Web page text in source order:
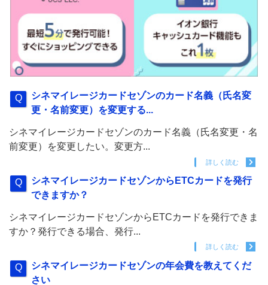
シネマイレージカードセゾンのカード名義（氏名変
更・名前変更）を変更する...
シネマイレージカードセゾンのカード名義（氏名変更・名
前変更）を変更したい。変更方...
詳しく読む
シネマイレージカードセゾンからETCカードを発行
できますか？
シネマイレージカードセゾンからETCカードを発行できま
すか？発行できる場合、発行...
詳しく読む
シネマイレージカードセゾンの年会費を教えてくだ
さい